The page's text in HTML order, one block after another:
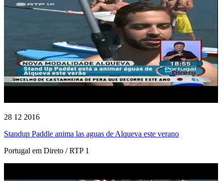
28 12 2016
Standup Paddle anima las aguas de Alqueva este verano
Portugal em Direto / RTP 1